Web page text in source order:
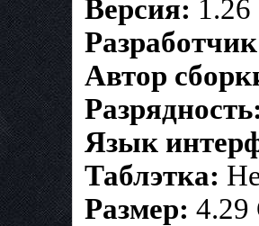
Версия: 1.26
Автор
Язык
Таблэтка:
Размер: 4.29